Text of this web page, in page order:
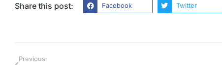
Share this post: Facebook Twitter
Previous: